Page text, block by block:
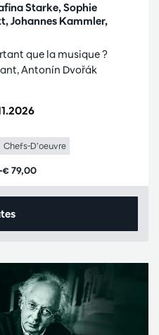
Starke, Sophie
Johannes Kammler,
que la musique ?
Antonín Dvořák
Chefs-D’oeuvre
79,00